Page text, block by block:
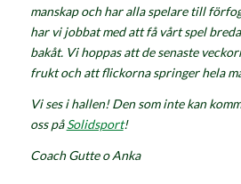
manskap och har alla spelare till
har vi jobbat med att få vårt spel
bakåt. Vi hoppas att de senaste
frukt och att flickorna springer hela
Vi ses i hallen! Den som inte kan
oss påSolidsport!
Coach Gutte o Anka